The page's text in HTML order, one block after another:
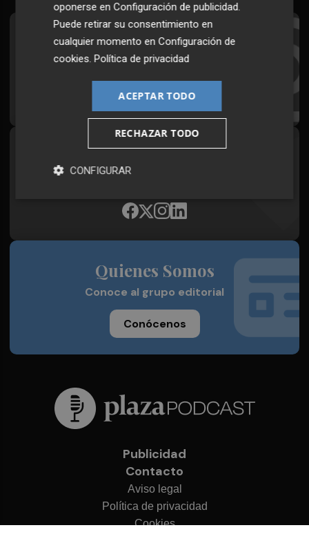
Suscríbete al Boletín
Todos los días a primera hora en tu email
¡Quiero suscribirme!
Síguenos en redes
Plaza Podcast, desde cualquier medio
Quienes Somos
Conoce al grupo editorial
Conócenos
Publicidad
Contacto
Aviso legal
Política de privacidad
Cookies
oponerse enConfiguración de publicidad.
Puede retirar su consentimiento en
cualquier momento enConfiguración de
cookies.Política de privacidad
ACEPTAR TODO
RECHAZAR TODO
CONFIGURAR